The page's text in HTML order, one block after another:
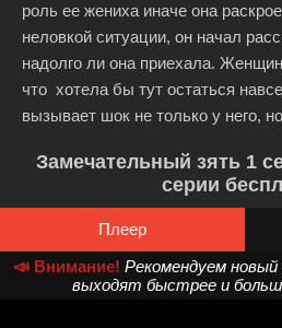
роль ее жениха иначе она
неловкой ситуации, он начал
надолго ли она приехала.
что хотела бы тут остаться
вызывает шок не только у него,
Замечательный зять 1
серии
Плеер
📣 Внимание! Рекомендуем
выходят быстрее и